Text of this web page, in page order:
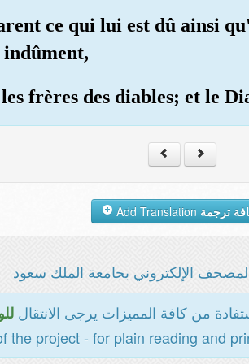
ce qui lui est dû ainsi
indûment,
frères des diables; et le
ترجمة
الإلكتروني بجامعة الملك سعود
من كافة المميزات يرجى الانتقال
the project - for plain reading and